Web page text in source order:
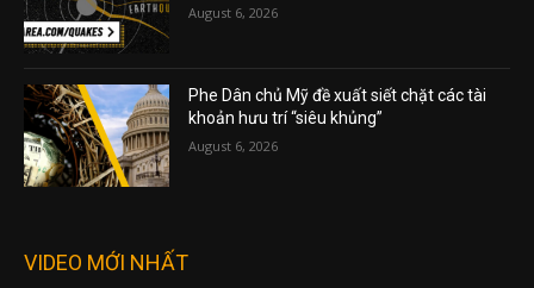
August 6, 2026
Phe Dân chủ Mỹ đề xuất siết chặt các tài
khoản hưu trí “siêu khủng”
August 6, 2026
VIDEO MỚI NHẤT